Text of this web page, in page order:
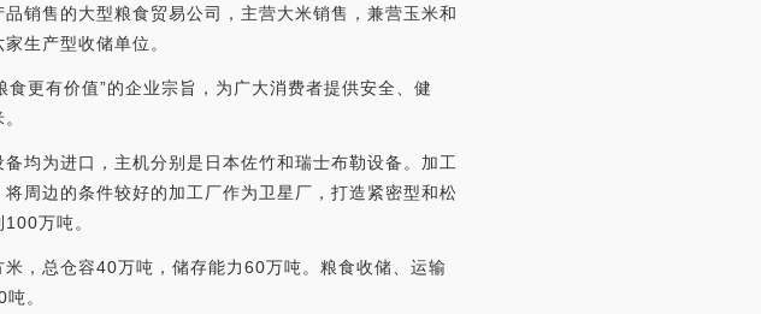
销售的大型粮食贸易公司，主营大米销售，兼营玉米和
生产型收储单位。
更有价值”的企业宗旨，为广大消费者提供安全、健
均为进口，主机分别是日本佐竹和瑞士布勒设备。加工
周边的条件较好的加工厂作为卫星厂，打造紧密型和松
万吨。
，总仓容40万吨，储存能力60万吨。粮食收储、运输
。